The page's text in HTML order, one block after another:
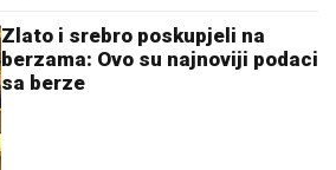
Zlato i srebro poskupjeli na
berzama: Ovo su najnoviji podaci
sa berze